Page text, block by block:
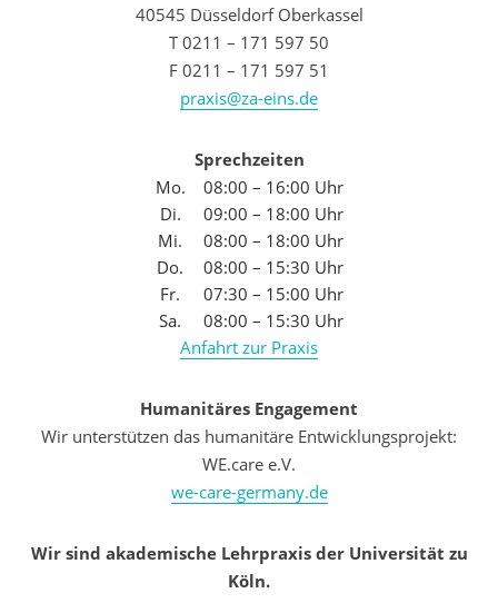
40545 Düsseldorf Oberkassel
T 0211 – 171 597 50
F 0211 – 171 597 51
praxis@za-eins.de
Sprechzeiten
Mo.
08:00 – 16:00 Uhr
Di.
09:00 – 18:00 Uhr
Mi.
08:00 – 18:00 Uhr
Do.
08:00 – 15:30 Uhr
Fr.
07:30 – 15:00 Uhr
Sa.
08:00 – 15:30 Uhr
Anfahrt zur Praxis
Humanitäres Engagement
Wir unterstützen das humanitäre Entwicklungsprojekt:
WE.care e.V.
we-care-germany.de
Wir sind akademische Lehrpraxis der Universität zu
Köln.